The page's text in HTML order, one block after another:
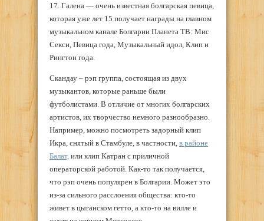
17. Галена — очень известная болгарская певица,
которая уже лет 15 получает награды на главном
музыкальном канале Болгарии Планета ТВ: Мис
Секси, Певица года, Музыкальный идол, Клип и
Рингтон года.
Скандау – рэп группа, состоящая из двух
музыкантов, которые раньше были
футболистами. В отличие от многих болгарских
артистов, их творчество немного разнообразно.
Например, можно посмотреть задорный клип
Икра, снятый в Стамбуле, в частности, в районе
Балат, или клип Катран с приличной
операторской работой. Как-то так получается,
что рэп очень популярен в Болгарии. Может это
из-за сильного расслоения общества: кто-то
живет в цыганском гетто, а кто-то на вилле и